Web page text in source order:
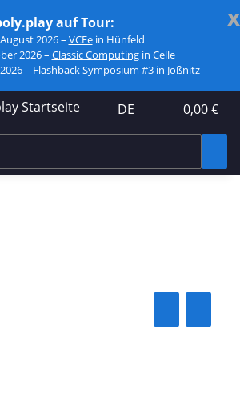
x
auf Tour:
2026 – VCFein Hünfeld
2026 – Classic Computingin Celle
– Flashback Symposium #3in Jößnitz
DE 0,00 €